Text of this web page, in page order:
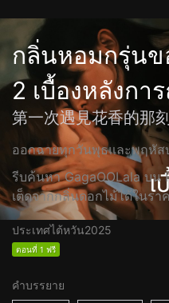
กลิ่นหอมกรุ่นข
2 เบื้องหลังกา
第一次遇見花香的那
ออกฉายทุกวันพุธและพฤหั
รีบค้นหา GagaOOLala บ
เต็ดจากกลิ่นดอกไม้ได้ในรา
ประเทศไต้หวัน2025
ตอนที่ 1 ฟรี
คำบรรยาย